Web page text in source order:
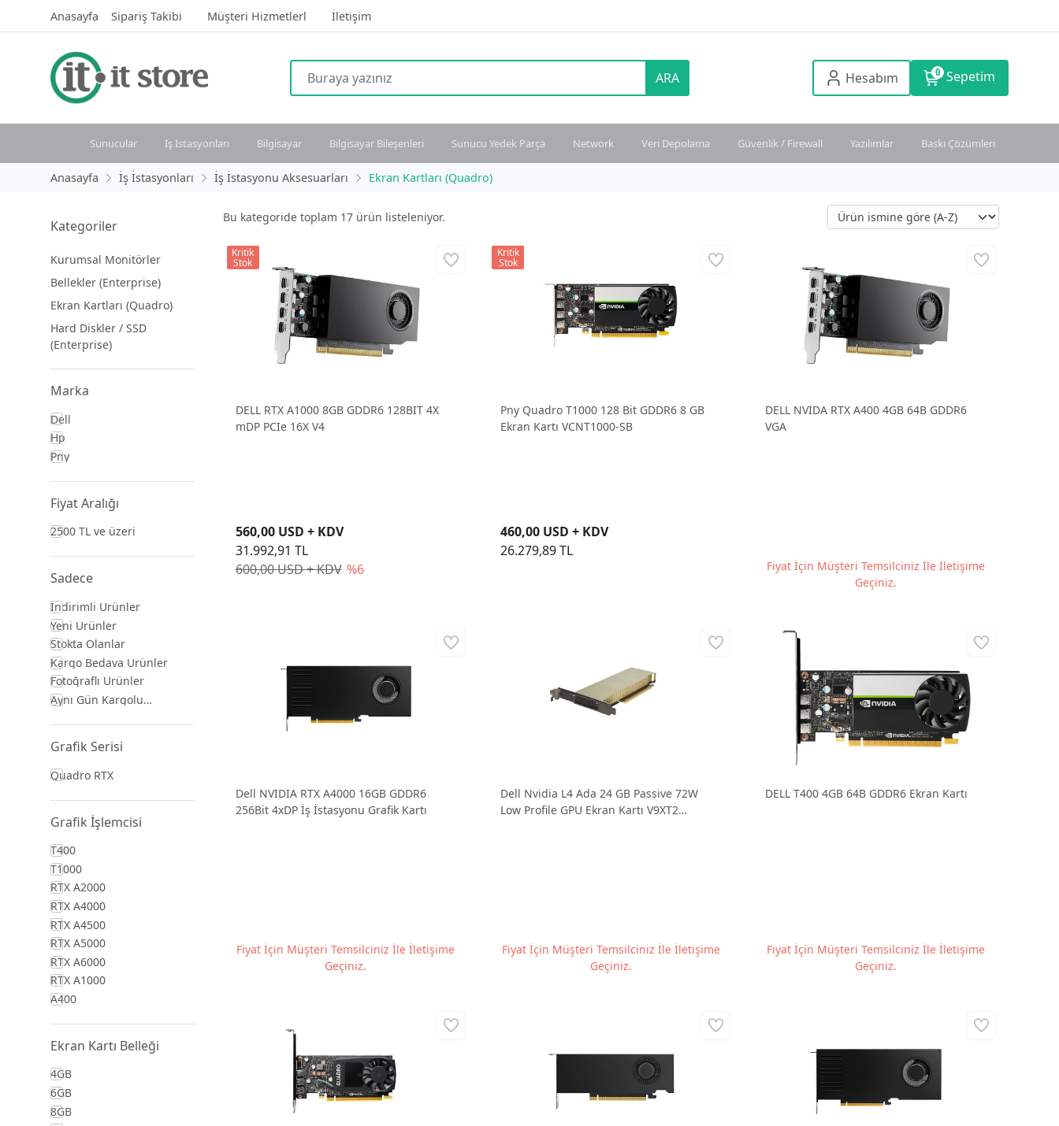
Anasayfa Sipariş Takibi Müşteri Hizmetlerl İletişim
ARA Hesabım 0 Sepetim
Sunucular İş İstasyonları Bilgisayar Bilgisayar Bileşenleri Sunucu Yedek Parça Network Veri Depolama Güvenlik / Firewall Yazılımlar Baskı Çözümleri
Anasayfa İş İstasyonları İş İstasyonu Aksesuarları Ekran Kartları (Quadro)
Kategoriler
Kurumsal Monitörler
Bellekler (Enterprise)
Ekran Kartları (Quadro)
Hard Diskler / SSD
(Enterprise)
Marka
Dell
Hp
Pny
Fiyat Aralığı
2500 TL ve üzeri
Sadece
İndirimli Ürünler
Yeni Ürünler
Stokta Olanlar
Kargo Bedava Ürünler
Fotoğraflı Ürünler
Aynı Gün Kargolu
Ürünler
Grafik Serisi
Quadro RTX
Grafik İşlemcisi
T400
T1000
RTX A2000
RTX A4000
RTX A4500
RTX A5000
RTX A6000
RTX A1000
A400
Ekran Kartı Belleği
4GB
6GB
8GB
Bu kategoride toplam 17ürün listeleniyor.
DELL RTX A1000 8GB GDDR6 128BIT 4X
mDP PCIe 16X V4
600,00 USD + KDV %6
560,00 USD + KDV
31.992,91 TL
Kritik
Stok
Pny Quadro T1000 128 Bit GDDR6 8 GB
Ekran Kartı VCNT1000-SB
460,00 USD + KDV
26.279,89 TL
Kritik
Stok
DELL NVIDA RTX A400 4GB 64B GDDR6
VGA
Fiyat İçin Müşteri Temsilciniz İle İletişime
Geçiniz.
Dell NVIDIA RTX A4000 16GB GDDR6
256Bit 4xDP İş İstasyonu Grafik Kartı
Fiyat İçin Müşteri Temsilciniz İle İletişime
Geçiniz.
Dell Nvidia L4 Ada 24 GB Passive 72W
Low Profile GPU Ekran Kartı V9XT2
Fiyat İçin Müşteri Temsilciniz İle İletişime
Geçiniz.
DELL T400 4GB 64B GDDR6 Ekran Kartı
Fiyat İçin Müşteri Temsilciniz İle İletişime
Geçiniz.